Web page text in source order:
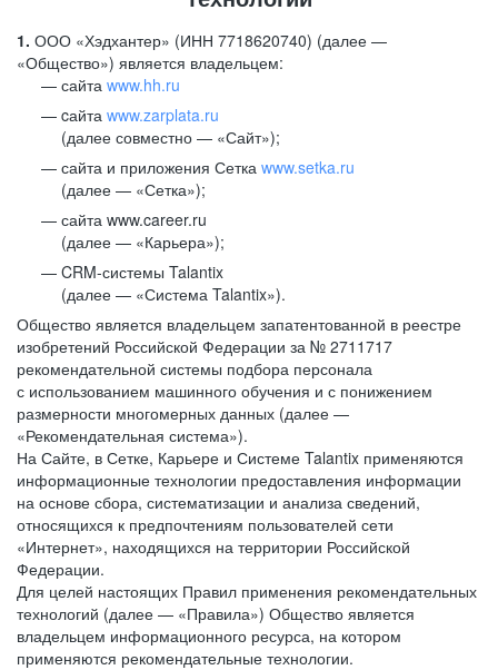
1. ООО «Хэдхантер» (ИНН 7718620740) (далее —
«Общество») является владельцем:
сайта www.hh.ru
cайта www.zarplata.ru
(далее совместно — «Сайт»);
сайта и приложения Сетка www.setka.ru
(далее — «Сетка»);
сайта www.career.ru
(далее — «Карьера»);
CRM-системы Talantix
(далее — «Система Talantix»).
Общество является владельцем запатентованной в реестре
изобретений Российской Федерации за № 2711717
рекомендательной системы подбора персонала
с использованием машинного обучения и с понижением
размерности многомерных данных (далее —
«Рекомендательная система»).
На Сайте, в Сетке, Карьере и Системе Talantix применяются
информационные технологии предоставления информации
на основе сбора, систематизации и анализа сведений,
относящихся к предпочтениям пользователей сети
«Интернет», находящихся на территории Российской
Федерации.
Для целей настоящих Правил применения рекомендательных
технологий (далее — «Правила») Общество является
владельцем информационного ресурса, на котором
применяются рекомендательные технологии.